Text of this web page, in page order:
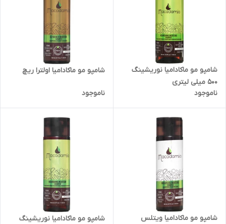
شامپو مو ماکادامیا نوریشینگ
500 میلی لیتری
ناموجود
شامپو مو ماکادامیا اولترا ریچ
ناموجود
شامپو مو ماکادامیا ویتلس شامپو مو ماکادامیا نوریشینگ